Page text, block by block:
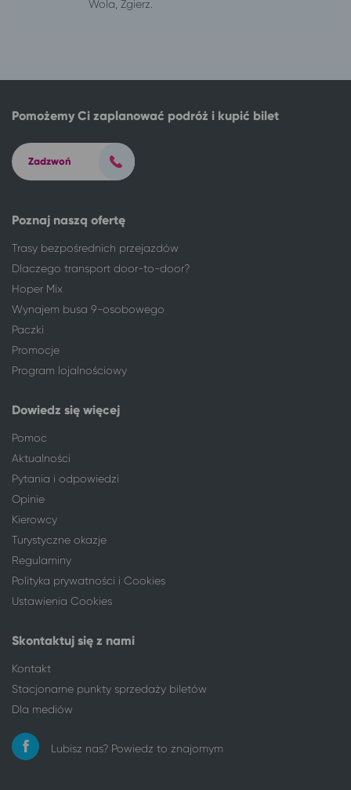
Karpacz
Toruń
Karpacz
Karpacz
Karpacz
Wola, Zgierz.
Poznaj naszą ofertę
Trasy bezpośrednich przejazdów
Dlaczego transport door-to-door?
Hoper Mix
Wynajem busa 9-osobowego
Paczki
Promocje
Program lojalnościowy
Dowiedz się więcej
Pomoc
Aktualności
Pytania i odpowiedzi
Opinie
Kierowcy
Turystyczne okazje
Regulaminy
Polityka prywatności i Cookies
Ustawienia Cookies
Skontaktuj się z nami
Kontakt
Stacjonarne punkty sprzedaży biletów
Dla mediów
Lubisz nas? Powiedz to znajomym
Pomożemy Ci zaplanować podróż i kupić bilet
Zadzwoń